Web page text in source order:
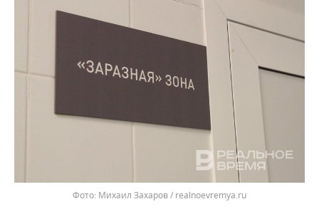
ХОККЕЙ С МЯЧОМ
ПРОИСШЕСТВИЯ
Михаил Захаров / realnoevremya.ru